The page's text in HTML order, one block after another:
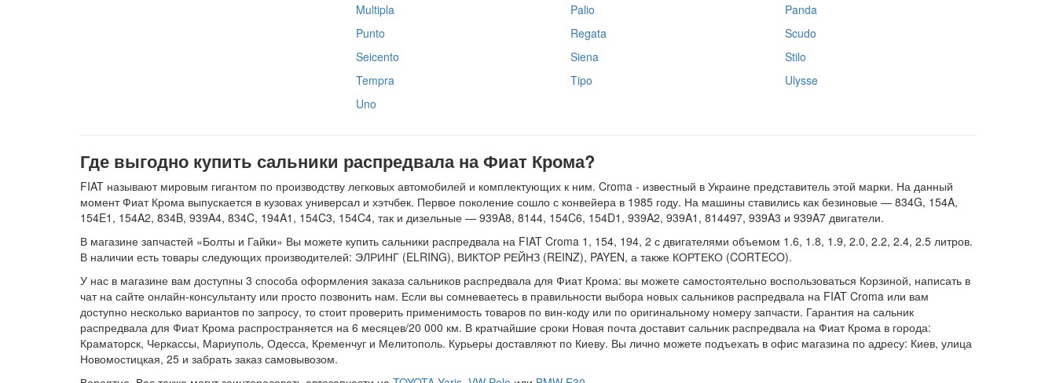
Multipla
Palio
Panda
Punto
Regata
Scudo
Seicento
Siena
Stilo
Tempra
Tipo
Ulysse
Uno
Где выгодно купить сальники распредвала на Фиат Крома?
FIAT называют мировым гигантом по производству легковых автомобилей и комплектующих к ним. Croma - известный в Украине представитель этой марки. На данный
момент Фиат Крома выпускается в кузовах универсал и хэтчбек. Первое поколение сошло с конвейера в 1985 году. На машины ставились как безиновые — 834G, 154A,
154E1, 154A2, 834B, 939A4, 834C, 194A1, 154C3, 154C4, так и дизельные — 939A8, 8144, 154C6, 154D1, 939A2, 939A1, 814497, 939A3 и 939A7 двигатели.
В магазине запчастей «Болты и Гайки» Вы можете купить сальники распредвала на FIAT Croma 1, 154, 194, 2 с двигателями объемом 1.6, 1.8, 1.9, 2.0, 2.2, 2.4, 2.5 литров.
В наличии есть товары следующих производителей: ЭЛРИНГ (ELRING), ВИКТОР РЕЙНЗ (REINZ), PAYEN, а также КОРТЕКО (CORTECO).
У нас в магазине вам доступны 3 способа оформления заказа сальников распредвала для Фиат Крома: вы можете самостоятельно воспользоваться Корзиной, написать в
чат на сайте онлайн-консультанту или просто позвонить нам. Если вы сомневаетесь в правильности выбора новых сальников распредвала на FIAT Croma или вам
доступно несколько вариантов по запросу, то стоит проверить применимость товаров по вин-коду или по оригинальному номеру запчасти. Гарантия на сальник
распредвала для Фиат Крома распространяется на 6 месяцев/20 000 км. В кратчайшие сроки Новая почта доставит сальник распредвала на Фиат Крома в города:
Краматорск, Черкассы, Мариуполь, Одесса, Кременчуг и Мелитополь. Курьеры доставляют по Киеву. Вы лично можете подъехать в офис магазина по адресу: Киев, улица
Новомостицкая, 25 и забрать заказ самовывозом.